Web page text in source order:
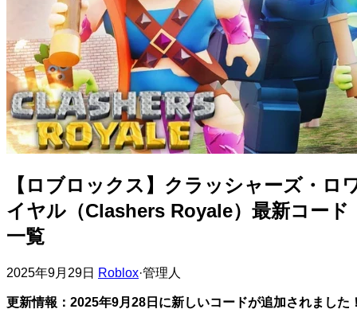
【ロブロックス】クラッシャーズ・ロ
イヤル（Clashers Royale）最新コード
一覧
2025年9月29日 Roblox·管理人
更新情報：2025年9月28日に新しいコードが追加されました